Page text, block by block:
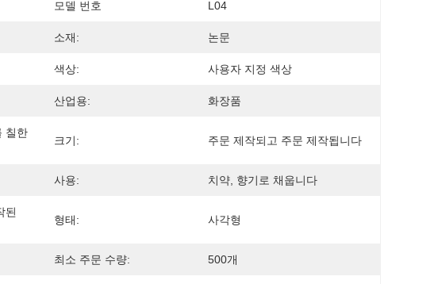
모델 번호 L04
소재: 논문
색상: 사용자 지정 색상
산업용: 화장품
칠한
크기: 주문 제작되고 주문 제작됩니다
사용: 치약, 향기로 채웁니다
된
형태: 사각형
최소 주문 수량: 500개